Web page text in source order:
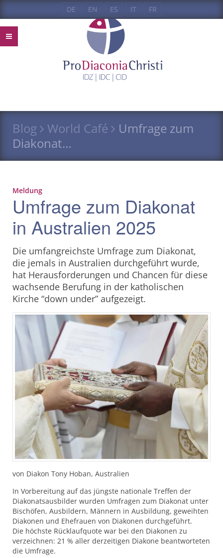
DE EN ES IT FR
Blog World Café
Umfrage zum
Diakonat…
Meldung
Umfrage zum Diakonat
in Australien 2025
Die umfangreichste Umfrage zum Diakonat,
die jemals in Australien durchgeführt wurde,
hat Herausforderungen und Chancen für diese
wachsende Berufung in der katholischen
Kirche “down under” aufgezeigt.
von Diakon Tony Hoban, Australien
In Vorbereitung auf das jüngste nationale Treffen der
Diakonatsausbilder wurden Umfragen zum Diakonat unter
Bischöfen, Ausbildern, Männern in Ausbildung, geweihten
Diakonen und Ehefrauen von Diakonen durchgeführt.
Die höchste Rücklaufquote war bei den Diakonen zu
verzeichnen: 21 % aller derzeitigen Diakone beantworteten
die Umfrage.